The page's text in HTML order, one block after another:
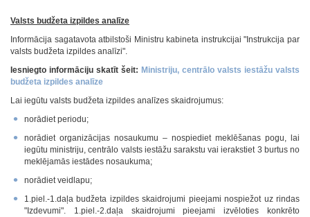
Valsts budžeta izpildes analīze
Informācija sagatavota atbilstoši Ministru kabineta instrukcijai "Instrukcija par
valsts budžeta izpildes analīzi".
Iesniegto informāciju skatīt šeit: Ministriju, centrālo valsts iestāžu valsts
budžeta izpildes analīze
Lai iegūtu valsts budžeta izpildes analīzes skaidrojumus:
norādiet periodu;
norādiet organizācijas nosaukumu – nospiediet meklēšanas pogu, lai
iegūtu ministriju, centrālo valsts iestāžu sarakstu vai ierakstiet 3 burtus no
meklējamās iestādes nosaukuma;
norādiet veidlapu;
1.piel.-1.daļa budžeta izpildes skaidrojumi pieejami nospiežot uz rindas
"Izdevumi". 1.piel.-2.daļa skaidrojumi pieejami izvēloties konkrēto